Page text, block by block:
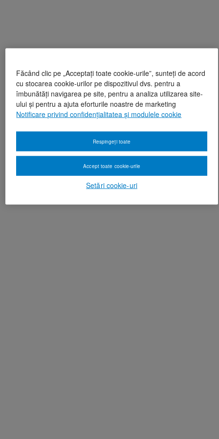
Făcând clic pe „Acceptați toate cookie-urile”, sunteți de acord
cu stocarea cookie-urilor pe dispozitivul dvs. pentru a
îmbunătăți navigarea pe site, pentru a analiza utilizarea site-
ului și pentru a ajuta eforturile noastre de marketing
Notificare privind confidențialitatea și modulele cookie
Setări cookie-uri
Respingeți toate
Accept toate cookie-urile